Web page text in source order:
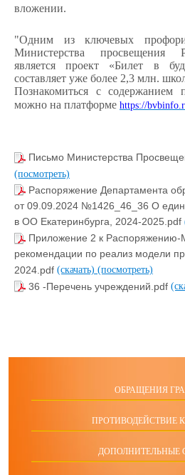
вложении.
"Одним из ключевых
Министерства просвещения
является проект «Билет в
составляет уже более 2,3 млн.
Познакомиться с содержанием
можно на платформе https://
Письмо Министерства
(посмотреть)
Распоряжение Департамента
от 09.09.2024 №1426_46_36 О
в ОО Екатеринбурга, 2024-2025.pdf
Приложение 2 к Распоряжению-
рекомендации по реализ модели
2024.pdf (скачать) (посмотреть)
36 -Перечень учреждений.pdf
ОБРАЩЕНИЯ
ПРОТИВОДЕЙСТВИЕ
ДОПОЛНИТЕЛЬНЫЕ